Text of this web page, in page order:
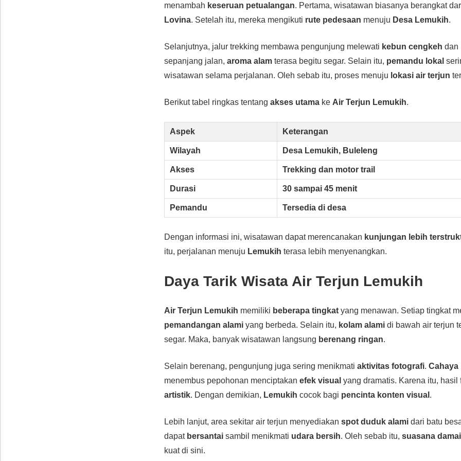
menambah keseruan petualangan. Pertama, wisatawan biasanya berangkat
Lovina. Setelah itu, mereka mengikuti rute pedesaan menuju Desa Lemukih.
Selanjutnya, jalur trekking membawa pengunjung melewati kebun cengkeh dan
sepanjang jalan,aroma alam terasa begitu segar. Selain itu, pemandu lokal
wisatawan selama perjalanan. Oleh sebab itu, proses menuju lokasi air terjun
Berikut tabel ringkas tentangakses utama ke Air Terjun Lemukih.
Aspek Keterangan
Wilayah Desa Lemukih, Buleleng
Akses Trekking dan motor trail
Durasi 30 sampai 45 menit
Pemandu Tersedia di desa
Dengan informasi ini, wisatawan dapat merencanakan kunjungan lebih
itu, perjalanan menuju Lemukih terasa lebih menyenangkan.
Daya Tarik Wisata Air Terjun Lemukih
Air Terjun Lemukih memiliki beberapa tingkat yang menawan. Setiap tingkat
pemandangan alami yang berbeda. Selain itu, kolam alami di bawah air terjun
segar. Maka, banyak wisatawan langsung berenang ringan.
Selain berenang, pengunjung juga sering menikmatiaktivitas fotografi.Cahaya
menembus pepohonan menciptakanefek visual yang dramatis. Karena itu, hasil
artistik. Dengan demikian, Lemukih cocok bagi pencinta konten visual .
Lebih lanjut, area sekitar air terjun menyediakanspot duduk alami dari batu
dapat bersantai sambil menikmati udara bersih. Oleh sebab itu,suasana damai
kuat di sini.